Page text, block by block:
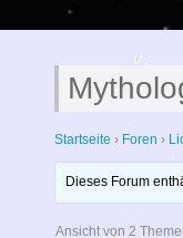
Startseite › Foren ›
Dieses Forum
Ansicht von 2